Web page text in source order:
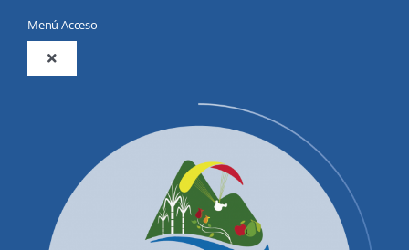
Menú Acceso
Toggle
Productos y Servicios
Convocatorias Precalificación